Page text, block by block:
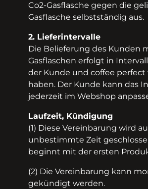
Co2­-Gasflasche gegen die
Gasflasche selbstständig aus.
2. Lieferintervalle
Die Belieferung des Kunden
Gasflaschen erfolgt in
der Kunde und coffee perfect
haben. Der Kunde kann das
jederzeit im Webshop
Laufzeit, Kündigung
(1) Diese Vereinbarung wird
unbestimmte Zeit
beginnt mit der ersten
(2) Die Vereinbarung kann
gekündigt werden.